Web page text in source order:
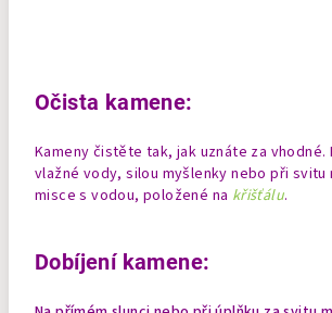
Očista kamene:
Kameny čistěte tak, jak uznáte za vhodné.
vlažné vody, silou myšlenky nebo při svitu
misce s vodou, položené na křišťálu.
Dobíjení kamene: